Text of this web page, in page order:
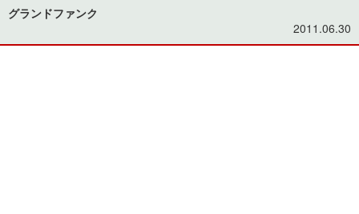
グランドファンク
2011.06.30